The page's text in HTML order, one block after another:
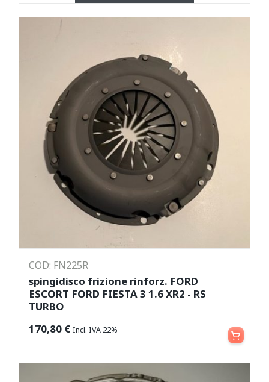
COD: FN225R
spingidisco frizione rinforz. FORD
ESCORT FORD FIESTA 3 1.6 XR2 - RS
TURBO
170,80 € Incl. IVA 22% Aggiungi al carrello